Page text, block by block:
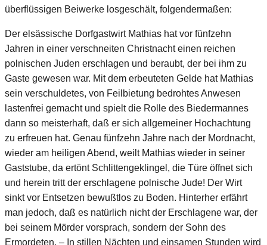
überflüssigen Beiwerke losgeschält, folgendermaßen:
Der elsässische Dorfgastwirt Mathias hat vor fünfzehn
Jahren in einer verschneiten Christnacht einen reichen
polnischen Juden erschlagen und beraubt, der bei ihm zu
Gaste gewesen war. Mit dem erbeuteten Gelde hat Mathias
sein verschuldetes, von Feilbietung bedrohtes Anwesen
lastenfrei gemacht und spielt die Rolle des Biedermannes
dann so meisterhaft, daß er sich allgemeiner Hochachtung
zu erfreuen hat. Genau fünfzehn Jahre nach der Mordnacht,
wieder am heiligen Abend, weilt Mathias wieder in seiner
Gaststube, da ertönt Schlittengeklingel, die Türe öffnet sich
und herein tritt der erschlagene polnische Jude! Der Wirt
sinkt vor Entsetzen bewußtlos zu Boden. Hinterher erfährt
man jedoch, daß es natürlich nicht der Erschlagene war, der
bei seinem Mörder vorsprach, sondern der Sohn des
Ermordeten. – In stillen Nächten und einsamen Stunden wird